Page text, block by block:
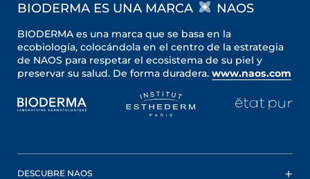
BIODERMA ES UNA MARCA NAOS
BIODERMA es una marca que se basa en la
ecobiología, colocándola en el centro de la estrategia
de NAOS para respetar el ecosistema de su piel y
preservar su salud. De forma duradera. www.naos.com
DESCUBRE NAOS